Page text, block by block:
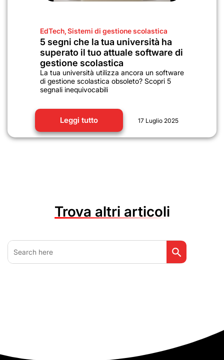
EdTech,Sistemi di gestione scolastica
5 segni che la tua università ha
superato il tuo attuale software di
gestione scolastica
La tua università utilizza ancora un software
di gestione scolastica obsoleto? Scopri 5
segnali inequivocabili
Leggi tutto 17 Luglio 2025
Trova altri articoli
Search
for:
Search Button